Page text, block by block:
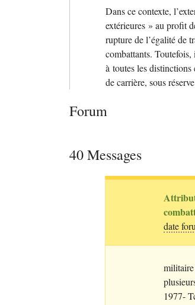
Dans ce contexte,
extérieures » au profit
rupture de l’égalité de
combattants.
à toutes les distinctions
de carrière, sous
Forum
40 Messages
date
militaire
1977-